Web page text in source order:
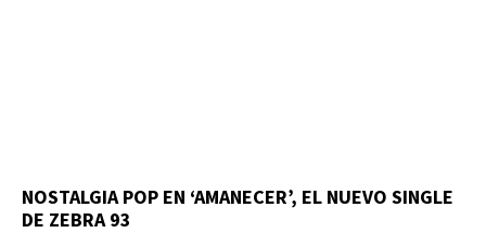
NOSTALGIA POP EN ‘AMANECER’, EL NUEVO SINGLE
DE ZEBRA 93